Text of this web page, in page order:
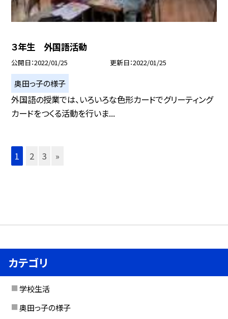
３年生 外国語活動
公開日 2022/01/25 更新日 2022/01/25
奥田っ子の様子
外国語の授業では、いろいろな色形カードでグリーティング
カードをつくる活動を行いま...
1 2 3 »
カテゴリ
学校生活
奥田っ子の様子